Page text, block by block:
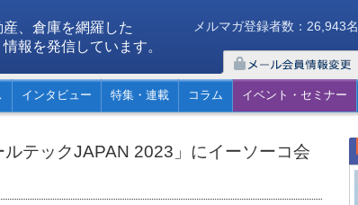
、倉庫を網羅した
報を発信しています。
メルマガ登録者数：26,943名
インタビュー 特集・連載 コラム イベント・セミナー
ルテックJAPAN 2023」にイーソーコ会